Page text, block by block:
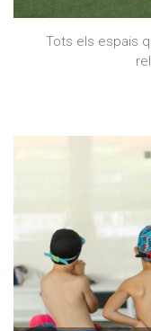
Tots els espais